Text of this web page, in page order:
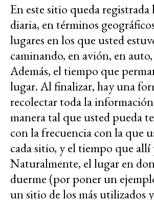
En este sitio queda
diaria, en términos
lugares en los que usted
caminando, en avión, en
Además, el tiempo que
lugar. Al finalizar, hay una
recolectar toda la
manera tal que usted pueda
con la frecuencia con la que
cada sitio, y el tiempo que allí
Naturalmente, el lugar en
duerme (por poner un
un sitio de los más utilizados